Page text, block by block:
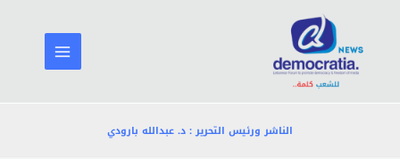
المحتوى
الناشر ورئيس التحرير : د. عبدالله بارودي